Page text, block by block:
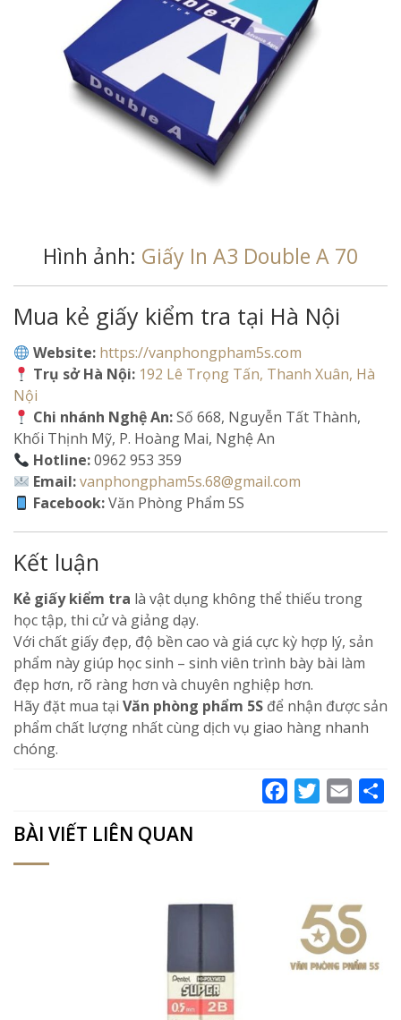
Hình ảnh: Giấy In A3 Double A 70
Mua kẻ giấy kiểm tra tại Hà Nội
Website: https://vanphongpham5s.com
Trụ sở Hà Nội: 192 Lê Trọng Tấn, Thanh Xuân, Hà
Nội
Chi nhánh Nghệ An:Số 668, Nguyễn Tất Thành,
Khối Thịnh Mỹ, P. Hoàng Mai, Nghệ An
Hotline:0962 953 359
Email:vanphongpham5s.68@gmail.com
Facebook:Văn Phòng Phẩm 5S
Kết luận
Kẻ giấy kiểm tra là vật dụng không thể thiếu trong
học tập, thi cử và giảng dạy.
Với chất giấy đẹp, độ bền cao và giá cực kỳ hợp lý, sản
phẩm này giúp học sinh – sinh viên trình bày bài làm
đẹp hơn, rõ ràng hơn và chuyên nghiệp hơn.
Hãy đặt mua tại Văn phòng phẩm 5S để nhận được sản
phẩm chất lượng nhất cùng dịch vụ giao hàng nhanh
chóng.
FacebookTwitterEmail
BÀI VIẾT LIÊN QUAN